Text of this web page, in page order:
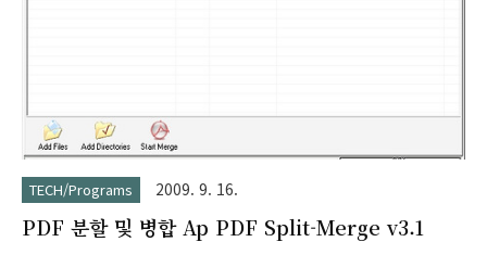
TECH/Programs 2009. 9. 16.
PDF 분할 및 병합 Ap PDF Split-Merge v3.1